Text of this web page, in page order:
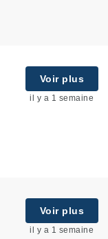
Voir plus
il y a 1 semaine
Voir plus
il y a 1 semaine